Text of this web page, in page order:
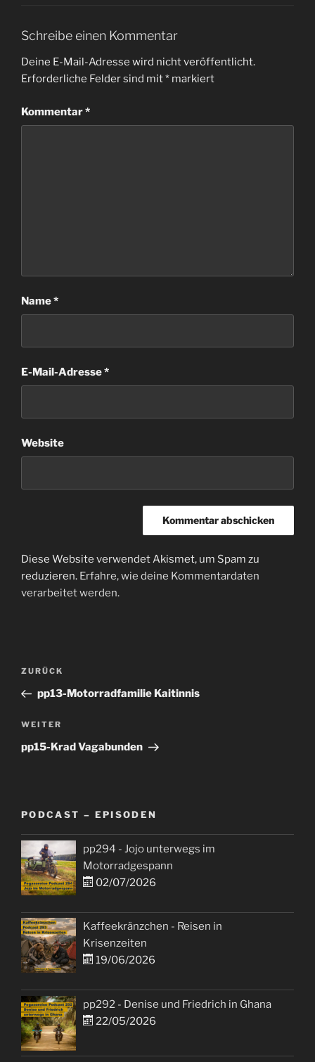
Schreibe einen Kommentar
Deine E-Mail-Adresse wird nicht veröffentlicht.
Erforderliche Felder sind mit* markiert
Kommentar*
Name*
E-Mail-Adresse*
Website
Diese Website verwendet Akismet, um Spam zu
reduzieren. Erfahre, wie deine Kommentardaten
verarbeitet werden.
Beitragsnavigation
Vorheriger
Beitrag
ZURÜCK
pp13-Motorradfamilie Kaitinnis
Nächster
Beitrag
WEITER
pp15-Krad Vagabunden
PODCAST – EPISODEN
pp294 - Jojo unterwegs im
Motorradgespann
02/07/2026
Kaffeekränzchen - Reisen in
Krisenzeiten
19/06/2026
pp292 - Denise und Friedrich in Ghana
22/05/2026